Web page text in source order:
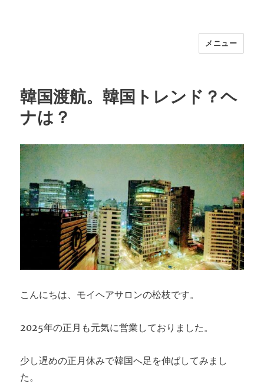
福岡｜天神/今泉/薬院の美容室｜moi
30代からの大人の本気ケアサロン｜オ
フィシャルサイト｜福岡天神エリアで
早朝7時から深夜24時まで営業｜天然
メニュー
韓国渡航。韓国トレンド？ヘ
ナは？
こんにちは、モイヘアサロンの松枝です。
2025年の正月も元気に営業しておりました。
少し遅めの正月休みで韓国へ足を伸ばしてみまし
た。